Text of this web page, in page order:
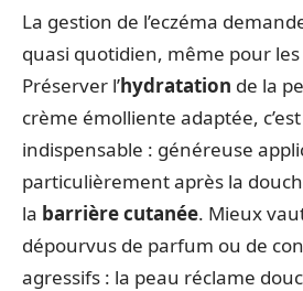
La gestion de l’eczéma
quasi quotidien, même pour
Préserver l’hydratation de la
crème émolliente adaptée,
indispensable : généreuse
particulièrement après la
la barrière cutanée. Mieux
dépourvus de parfum ou de
agressifs : la peau réclame